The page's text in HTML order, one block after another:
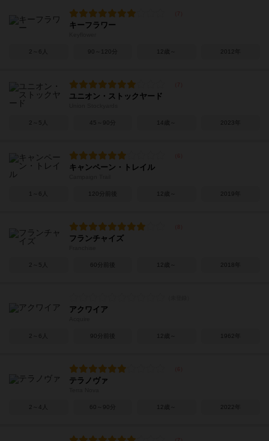
キーフラワー
2～6人 90～120分 12歳～ 2012年
ユニオン・ストックヤード
2～5人 45～90分 14歳～ 2023年
キャンペーン・トレイル
1～6人 120分前後 12歳～ 2019年
フランチャイズ
2～5人 60分前後 12歳～ 2018年
アクワイア
2～6人 90分前後 12歳～ 1962年
テラノヴァ
2～4人 60～90分 12歳～ 2022年